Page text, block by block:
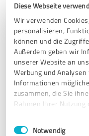
Diese Webseite
Wir verwenden
personalisieren,
können und die
Außerdem geben wir
unserer Website an
Werbung und
Informationen
zusammen, die Sie
Rahmen Ihrer Nutzung
Impressum
Einwilligungsauswahl
Notwendig
SEHR GUT
Großartiges Branding
persönlich! Das war
Zusammenarbeit!
Erfahrungsbericht &
Philipp Sniechota |
10.04.2022 Anonym